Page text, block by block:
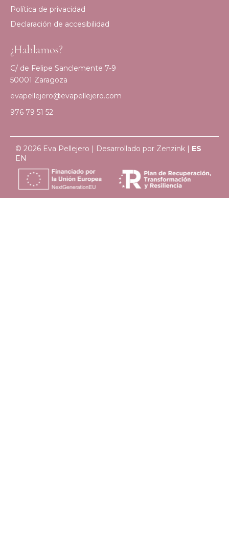
Política de privacidad
Declaración de accesibilidad
¿Hablamos?
C/ de Felipe Sanclemente 7-9
50001 Zaragoza
evapellejero@evapellejero.com
976 79 51 52
© 2026 Eva Pellejero | Desarrollado por Zenzink | ES
EN